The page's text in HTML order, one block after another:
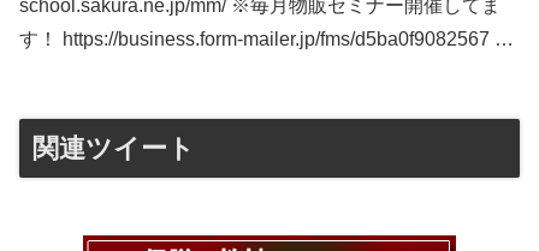
school.sakura.ne.jp/mm/ ※毎月物販セミナー開催してま
す！ https://business.form-mailer.jp/fms/d5ba0f9082567 …
関連ツイート